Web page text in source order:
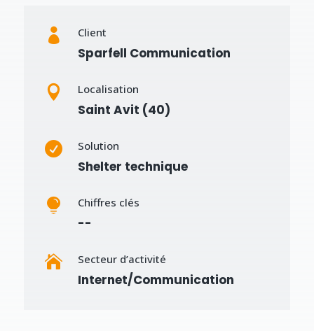
 Client
Sparfell Communication
 Localisation
Saint Avit (40)
 Solution
Shelter technique
 Chiffres clés
--
 Secteur d’activité
Internet/Communication